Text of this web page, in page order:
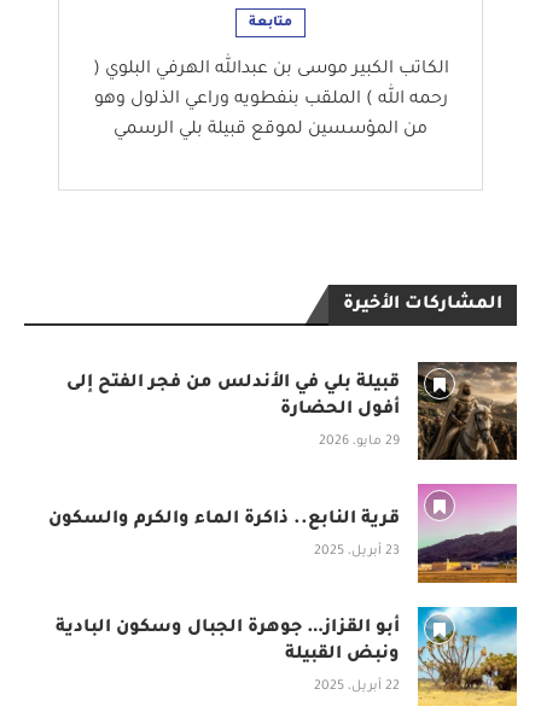
متابعة
الكاتب الكبير موسى بن عبدالله الهرفي البلوي (
رحمه الله ) الملقب بنفطويه وراعي الذلول وهو
من المؤسسين لموقع قبيلة بلي الرسمي
المشاركات الأخيرة
قبيلة بلي في الأندلس من فجر الفتح إلى
أفول الحضارة
29 مايو، 2026
قرية النابع.. ذاكرة الماء والكرم والسكون
23 أبريل، 2025
أبو القزاز… جوهرة الجبال وسكون البادية
ونبض القبيلة
22 أبريل، 2025